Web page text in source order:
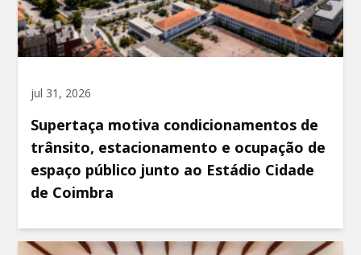
jul 31, 2026
Supertaça motiva condicionamentos de
trânsito, estacionamento e ocupação de
espaço público junto ao Estádio Cidade
de Coimbra